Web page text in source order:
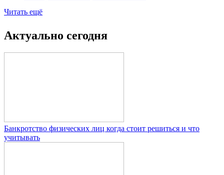
Читать ещё
Актуально сегодня
Банкротство физических лиц когда стоит решиться и что
учитывать